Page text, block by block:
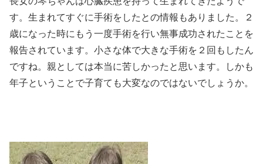
す。生まれてすぐに手術をしたとの情報もありました。２
歳になった時にもう一度手術を行い無事成功されたことを
報告されています。小さな体で大きな手術を２回もしたん
ですね。親としては本当に苦しかったと思います。しかも
年子ということで子育ても大変なのではないでしょうか。